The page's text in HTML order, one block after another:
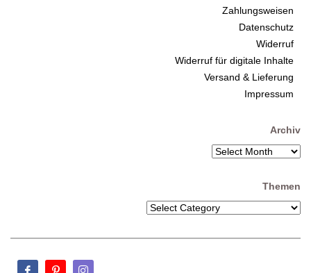
Zahlungsweisen
Datenschutz
Widerruf
Widerruf für digitale Inhalte
Versand & Lieferung
Impressum
Archiv
Themen